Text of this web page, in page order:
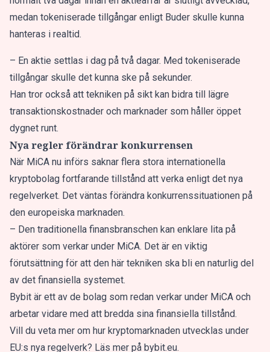
medan tokeniserade tillgångar enligt Buder skulle kunna
hanteras i realtid.
– En aktie settlas i dag på två dagar. Med tokeniserade
tillgångar skulle det kunna ske på sekunder.
Han tror också att tekniken på sikt kan bidra till lägre
transaktionskostnader och marknader som håller öppet
dygnet runt.
Nya regler förändrar konkurrensen
När MiCA nu införs saknar flera stora internationella
kryptobolag fortfarande tillstånd att verka enligt det nya
regelverket. Det väntas förändra konkurrenssituationen på
den europeiska marknaden.
– Den traditionella finansbranschen kan enklare lita på
aktörer som verkar under MiCA. Det är en viktig
förutsättning för att den här tekniken ska bli en naturlig del
av det finansiella systemet.
Bybit är ett av de bolag som redan verkar under MiCA och
arbetar vidare med att bredda sina finansiella tillstånd.
Vill du veta mer om hur kryptomarknaden utvecklas under
EU:s nya regelverk? Läs mer på bybit.eu.